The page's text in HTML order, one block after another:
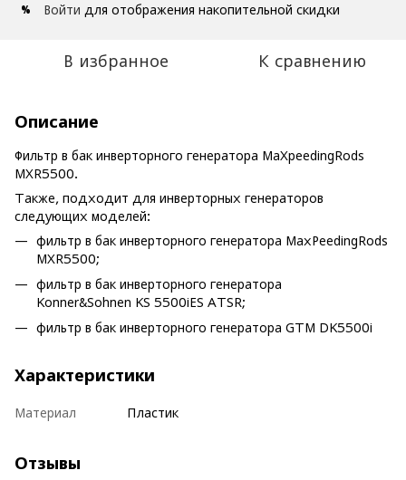
% Войти для отображения накопительной скидки
В избранное К сравнению
Описание
Фильтр в бак инверторного генератора MaXpeedingRods
MXR5500.
Также, подходит для инверторных генераторов
следующих моделей:
фильтр в бак инверторного генератора MaxPeedingRods
MXR5500;
фильтр в бак инверторного генератора
Konner&Sohnen KS 5500iES ATSR;
фильтр в бак инверторного генератора GTM DK5500i
Характеристики
Материал Пластик
Отзывы